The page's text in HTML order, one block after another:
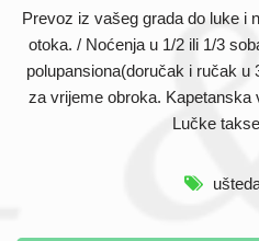
Prevoz iz vašeg grada do luke i
otoka. / Noćenja u 1/2 ili 1/3
polupansiona(doručak i ručak u
za vrijeme obroka. Kapetanska
Lučke